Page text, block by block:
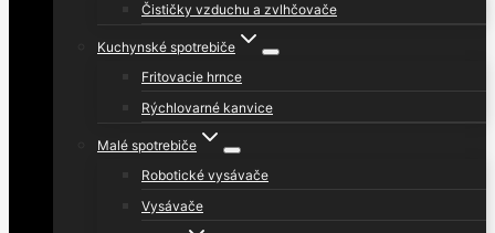
Čističky vzduchu a zvlhčovače
Kuchynské spotrebiče
Fritovacie hrnce
Rýchlovarné kanvice
Malé spotrebiče
Robotické vysávače
Vysávače